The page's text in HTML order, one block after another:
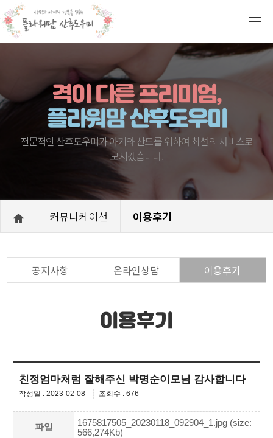
격이 다른 프리미엄,
플라워맘 산후도우미
전문적인 산후도우미가 아기와 산모를 위하여 최선의 서비스로
모시겠습니다.
커뮤니케이션 이용후기
공지사항 온라인상담 이용후기
이용후기
친정엄마처럼 잘해주신 박명순이모님 감사합니다
작성일 : 2023-02-08 조회수 : 676
파일
1675817505_20230118_092904_1.jpg (size:
566,274Kb)